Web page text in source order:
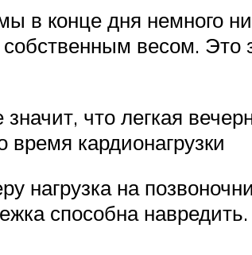
в конце дня немного
весом. Это
что легкая
кардионагрузки
нагрузка на
способна